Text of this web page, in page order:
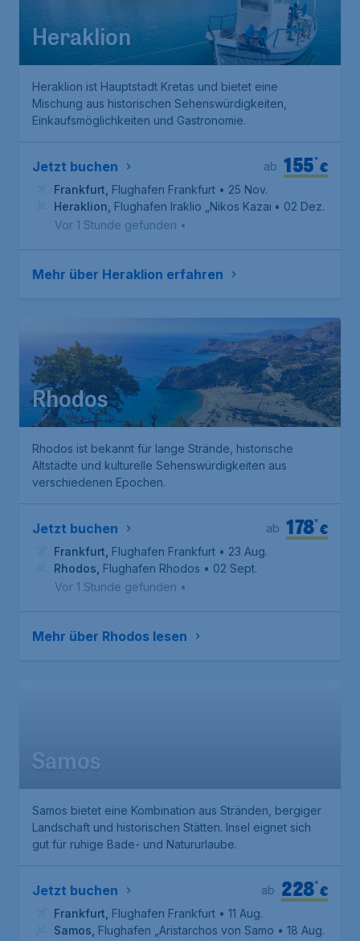
Heraklion
Heraklion ist Hauptstadt Kretas und bietet eine
Mischung aus historischen Sehenswürdigkeiten,
Einkaufsmöglichkeiten und Gastronomie.
Jetzt buchen €
155*
ab
Frankfurt Flughafen Frankfurt • 25 Nov.
Heraklion Flughafen Iraklio „Nikos Kazantzakis“
• 02 Dez.
Vor 1 Stunde gefunden •
Mehr über Heraklion erfahren
Rhodos
Rhodos ist bekannt für lange Strände, historische
Altstädte und kulturelle Sehenswürdigkeiten aus
verschiedenen Epochen.
Jetzt buchen €
178*
ab
Frankfurt Flughafen Frankfurt • 23 Aug.
Rhodos Flughafen Rhodos • 02 Sept.
Vor 1 Stunde gefunden •
Mehr über Rhodos lesen
Samos
Samos bietet eine Kombination aus Stränden, bergiger
Landschaft und historischen Stätten. Insel eignet sich
gut für ruhige Bade- und Natururlaube.
Jetzt buchen €
228*
ab
Frankfurt Flughafen Frankfurt • 11 Aug.
Samos Flughafen „Aristarchos von Samos“• 18 Aug.